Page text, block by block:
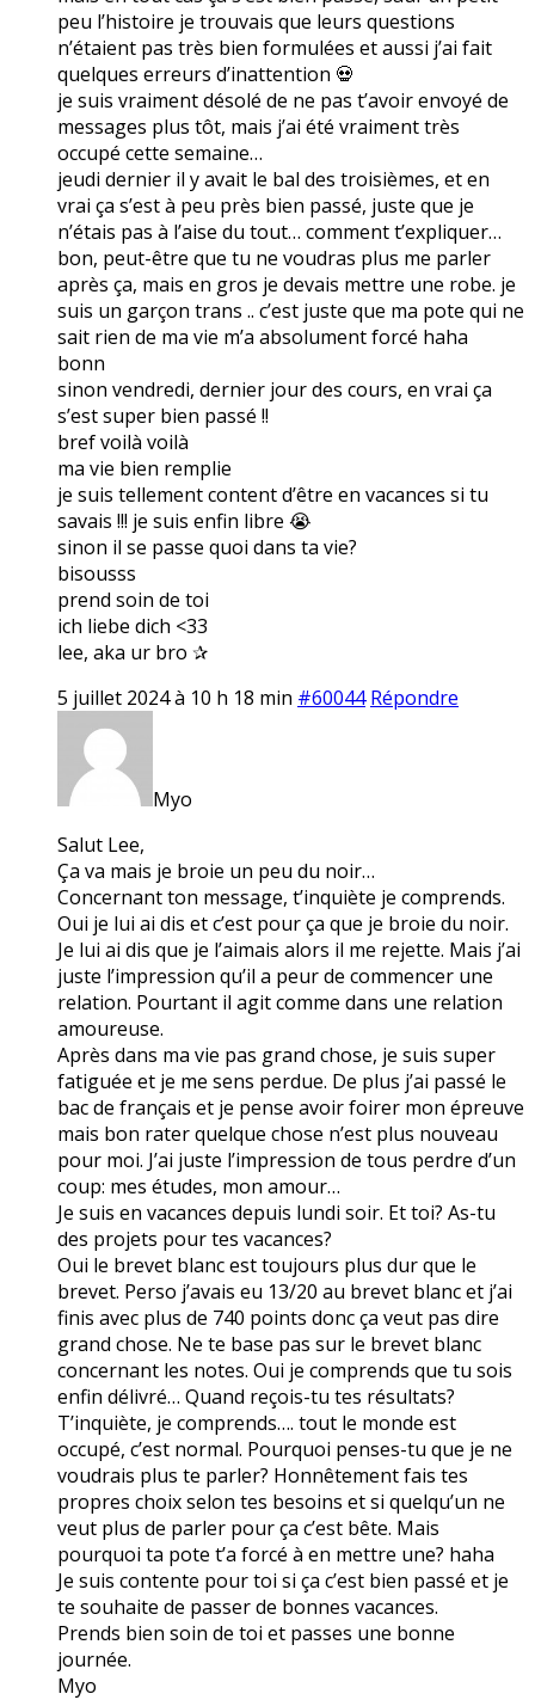
peu l’histoire je trouvais que leurs questions
n’étaient pas très bien formulées et aussi j’ai fait
quelques erreurs d’inattention 💀
je suis vraiment désolé de ne pas t’avoir envoyé de
messages plus tôt, mais j’ai été vraiment très
occupé cette semaine…
jeudi dernier il y avait le bal des troisièmes, et en
vrai ça s’est à peu près bien passé, juste que je
n’étais pas à l’aise du tout… comment t’expliquer…
bon, peut-être que tu ne voudras plus me parler
après ça, mais en gros je devais mettre une robe. je
suis un garçon trans .. c’est juste que ma pote qui ne
sait rien de ma vie m’a absolument forcé haha
bonn
sinon vendredi, dernier jour des cours, en vrai ça
s’est super bien passé !!
bref voilà voilà
ma vie bien remplie
je suis tellement content d’être en vacances si tu
savais !!! je suis enfin libre 😭
sinon il se passe quoi dans ta vie?
bisousss
prend soin de toi
ich liebe dich <33
lee, aka ur bro ✰
5 juillet 2024 à 10 h 18 min #60044 Répondre
Myo
Salut Lee,
Ça va mais je broie un peu du noir…
Concernant ton message, t’inquiète je comprends.
Oui je lui ai dis et c’est pour ça que je broie du noir.
Je lui ai dis que je l’aimais alors il me rejette. Mais j’ai
juste l’impression qu’il a peur de commencer une
relation. Pourtant il agit comme dans une relation
amoureuse.
Après dans ma vie pas grand chose, je suis super
fatiguée et je me sens perdue. De plus j’ai passé le
bac de français et je pense avoir foirer mon épreuve
mais bon rater quelque chose n’est plus nouveau
pour moi. J’ai juste l’impression de tous perdre d’un
coup: mes études, mon amour…
Je suis en vacances depuis lundi soir. Et toi? As-tu
des projets pour tes vacances?
Oui le brevet blanc est toujours plus dur que le
brevet. Perso j’avais eu 13/20 au brevet blanc et j’ai
finis avec plus de 740 points donc ça veut pas dire
grand chose. Ne te base pas sur le brevet blanc
concernant les notes. Oui je comprends que tu sois
enfin délivré… Quand reçois-tu tes résultats?
T’inquiète, je comprends…. tout le monde est
occupé, c’est normal. Pourquoi penses-tu que je ne
voudrais plus te parler? Honnêtement fais tes
propres choix selon tes besoins et si quelqu’un ne
veut plus de parler pour ça c’est bête. Mais
pourquoi ta pote t’a forcé à en mettre une? haha
Je suis contente pour toi si ça c’est bien passé et je
te souhaite de passer de bonnes vacances.
Prends bien soin de toi et passes une bonne
journée.
Myo